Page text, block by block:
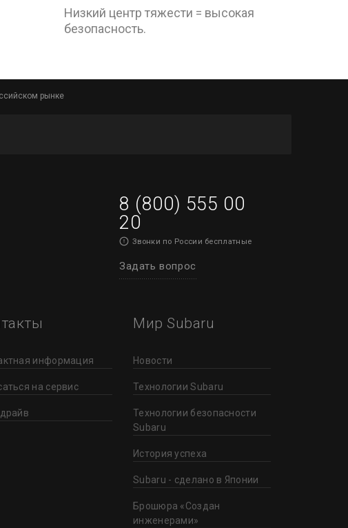
Низкий центр тяжести = высокая
безопасность.
рынке
8 (800) 555 00
20
Звонки по России бесплатные
Задать вопрос
информация
на сервис
Мир Subaru
Новости
Технологии Subaru
Технологии безопасности
Subaru
История успеха
Subaru - сделано в Японии
Брошюра «Создан
инженерами»